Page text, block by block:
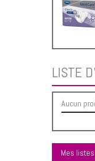
LISTE
Aucun
Mes listes